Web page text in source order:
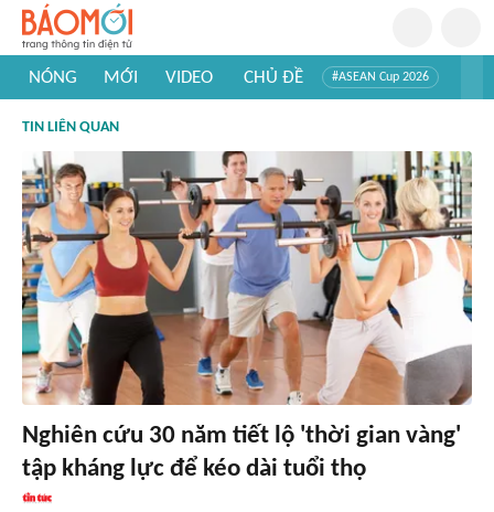
NÓNG MỚI VIDEO CHỦ ĐỀ #ASEAN Cup 2026
#Khám phá thế giới
TIN LIÊN QUAN
Nghiên cứu 30 năm tiết lộ 'thời gian vàng'
tập kháng lực để kéo dài tuổi thọ